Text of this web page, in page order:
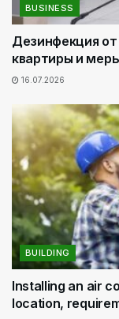
BUSINESS
Дезинфекция от
квартиры и
16.07.2026
BUILDING
Installing an air
location,